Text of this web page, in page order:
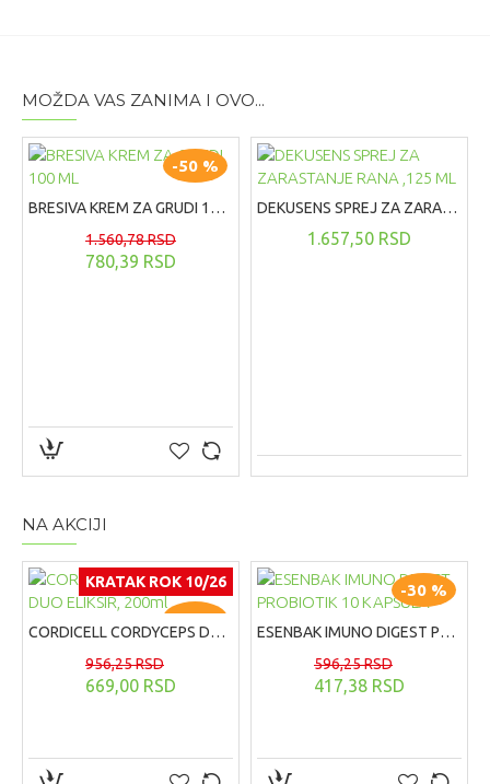
MOŽDA VAS ZANIMA I OVO...
-50 %
BRESIVA KREM ZA GRUDI 100 ML
780,39 RSD
1.560,78 RSD
DEKUSENS SPREJ ZA ZARASTANJE RANA ,125 ML
1.657,50 RSD
NA AKCIJI
KRATAK ROK 10/26
-30 %
CORDICELL CORDYCEPS DUO ELIKSIR, 200ml
669,00 RSD
956,25 RSD
-30 %
ESENBAK IMUNO DIGEST PROBIOTIK 10 KAPSULA
417,38 RSD
596,25 RSD